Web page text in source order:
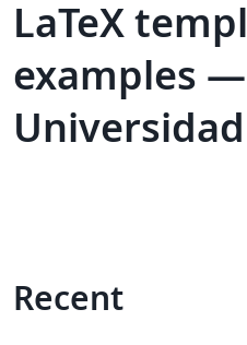
LaTeX
examples —
Recent